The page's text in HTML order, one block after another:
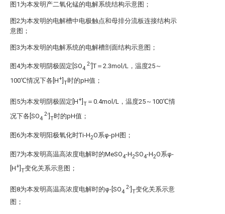
图1为本发明产二氧化锰的电解系统结构示意图；
图2为本发明的电解槽中电极触点和母排分流板连接结构示
意图；
图3为本发明的电解系统的电解槽剖面结构示意图；
图4为本发明阴极固定[SO4
2-]T＝2.3mol/L，温度25～
100℃情况下各[H+
T时的pH值；
图5为本发明阴极固定[H+
T ＝0.4mol/L，温度25～100℃情
况下各[SO4
2-
T时的pH值；
图6为本发明阳极氧化时Ti-H2O系φ-pH图；
图7为本发明高温高浓度电解时的MeSO4-H2SO4-H2O系φ-
[H+
T变化关系示意图；
图8为本发明高温高浓度电解时的φ-[SO4
2-
T变化关系示意
图；